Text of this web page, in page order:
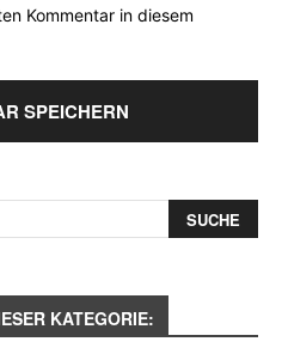
Kommentar in diesem
KATEGORIE: